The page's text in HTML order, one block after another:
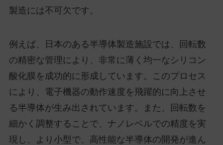
製造には不可欠です。
例えば、日本のある半導体製造施設では、回転数
の精密な管理により、非常に薄く均一なシリコン
酸化膜を成功的に形成しています。このプロセス
により、電子機器の動作速度を飛躍的に向上させ
る半導体が生み出されています。また、回転数を
細かく調整することで、ナノレベルでの精度を実
現し、より小型で、高性能な半導体の開発が進ん